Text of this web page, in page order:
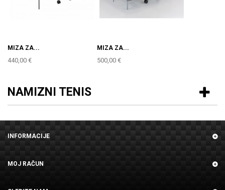
MIZA ZA...
440,00 €
MIZA ZA...
500,00 €
NAMIZNI TENIS
INFORMACIJE
MOJ RAČUN